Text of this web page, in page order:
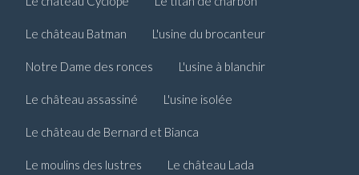
Le château Batman L'usine du brocanteur
Notre Dame des ronces L'usine à blanchir
Le château assassiné L'usine isolée
Le château de Bernard et Bianca
Le moulins des lustres Le château Lada